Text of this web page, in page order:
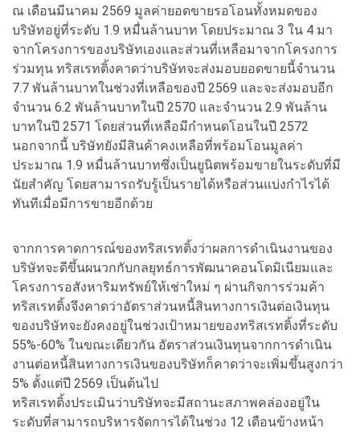
ณ เดือนมีนาคม 2569 มูลค่ายอดขายรอโอนทั้งหมดของ
บริษัทอยู่ที่ระดับ 1.9 หมื่นล้านบาท โดยประมาณ 3 ใน 4 มา
จากโครงการของบริษัทเองและส่วนที่เหลือมาจากโครงการ
ร่วมทุน ทริสเรทติ้งคาดว่าบริษัทจะส่งมอบยอดขายนี้จำนวน
7.7 พันล้านบาทในช่วงที่เหลือของปี 2569 และจะส่งมอบอีก
จำนวน 6.2 พันล้านบาทในปี 2570 และจำนวน 2.9 พันล้าน
บาทในปี 2571 โดยส่วนที่เหลือมีกำหนดโอนในปี 2572
นอกจากนี้ บริษัทยังมีสินค้าคงเหลือที่พร้อมโอนมูลค่า
ประมาณ 1.9 หมื่นล้านบาทซึ่งเป็นยูนิตพร้อมขายในระดับที่มี
นัยสำคัญ โดยสามารถรับรู้เป็นรายได้หรือส่วนแบ่งกำไรได้
ทันทีเมื่อมีการขายอีกด้วย
จากการคาดการณ์ของทริสเรทติ้งว่าผลการดำเนินงานของ
บริษัทจะดีขึ้นผนวกกับกลยุทธ์การพัฒนาคอนโดมิเนียมและ
โครงการอสังหาริมทรัพย์ให้เช่าใหม่ ๆ ผ่านกิจการร่วมค้า
ทริสเรทติ้งจึงคาดว่าอัตราส่วนหนี้สินทางการเงินต่อเงินทุน
ของบริษัทจะยังคงอยู่ในช่วงเป้าหมายของทริสเรทติ้งที่ระดับ
55%-60% ในขณะเดียวกัน อัตราส่วนเงินทุนจากการดำเนิน
งานต่อหนี้สินทางการเงินของบริษัทก็คาดว่าจะเพิ่มขึ้นสูงกว่า
5% ตั้งแต่ปี 2569 เป็นต้นไป
ทริสเรทติ้งประเมินว่าบริษัทจะมีสถานะสภาพคล่องอยู่ใน
ระดับที่สามารถบริหารจัดการได้ในช่วง 12 เดือนข้างหน้า